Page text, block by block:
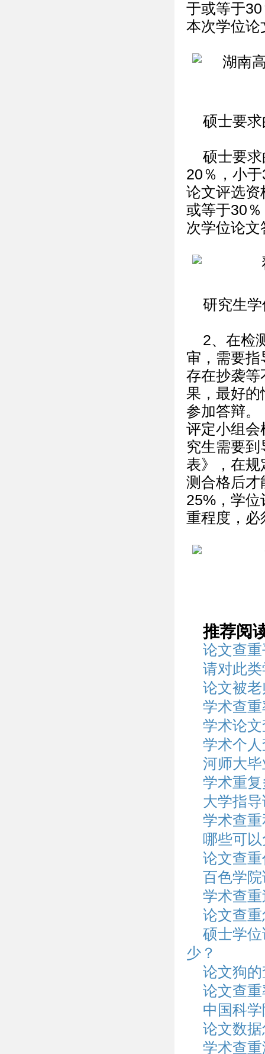
于或等于
本次学位论
硕士要
硕士要
20％，小
论文评选资
或等于30
次学位论
研究生
2、在检
审，需要
存在抄袭等
果，最好的
参加答辩。
评定小组会
究生需要
表》，在规
测合格后才
25%，学
重程度，必
推荐阅
论文查
请对此
论文被
学术查
学术论
学术个
河师大
学术重
大学指
学术查
哪些可
论文查
百色学
学术查
论文查
硕士学
少？
论文狗
论文查
中国科
论文数
学术查